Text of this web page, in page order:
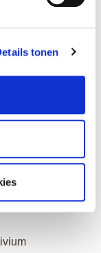
tonen
bellen met
van
de
of een
6 924